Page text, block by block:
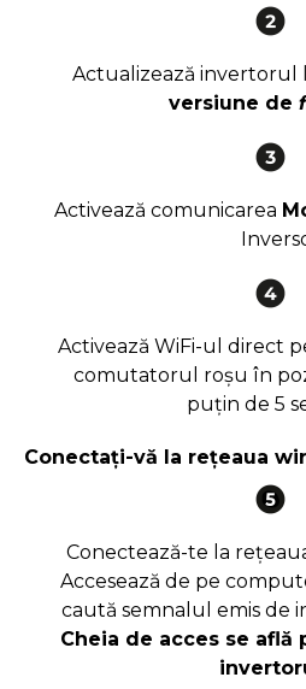
Actualizează invertorul
versiune de
Activează comunicarea
Activează WiFi-ul direct
comutatorul roșu în
puțin de 5
Conectați-vă la rețeaua
Conectează-te la
Accesează de pe
caută semnalul emis de
Cheia de acces se află